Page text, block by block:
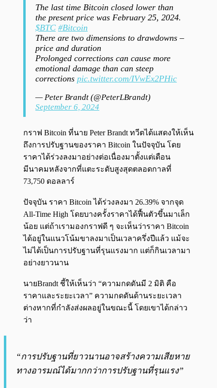
The last time Bitcoin closed lower than
the present price was February 25, 2024.
$BTC #Bitcoin
There are two dimensions to drawdowns –
price and duration
Prolonged corrections can cause more
emotional damage than can steep
corrections pic.twitter.com/IVwEx2PHic
— Peter Brandt (@PeterLBrandt)
September 6, 2024
กราฟ Bitcoin ที่นาย Peter Brandt ทวีตได้แสดงให้เห็น
ถึงการปรับฐานของราคา Bitcoin ในปัจจุบัน โดย
ราคาได้ร่วงลงมาอย่างต่อเนื่องมาตั้งแต่เดือน
มีนาคมหลังจากที่แตะระดับสูงสุดตลอดกาลที่
73,750 ดอลลาร์
ปัจจุบัน ราคา Bitcoin ได้ร่วงลงมา 26.39% จากจุด
All-Time High โดยบางครั้งราคาได้ฟื้นตัวขึ้นมาเล็ก
น้อย แต่ถ้าเรามองกราฟดี ๆ จะเห็นว่าราคา Bitcoin
ได้อยู่ในแนวโน้มขาลงมาเป็นเวลาครึ่งปีแล้ว แม้จะ
ไม่ได้เป็นการปรับฐานที่รุนแรงมาก แต่ก็กินเวลามา
อย่างยาวนาน
นายBrandt ชี้ให้เห็นว่า “ความกดดันมี 2 มิติ คือ
ราคาและระยะเวลา” ความกดดันด้านระยะเวลา
ต่างหากที่กำลังส่งผลอยู่ในขณะนี้ โดยเขาได้กล่าว
ว่า
“การปรับฐานที่ยาวนานอาจสร้างความเสียหาย
ทางอารมณ์ได้มากกว่าการปรับฐานที่รุนแรง”